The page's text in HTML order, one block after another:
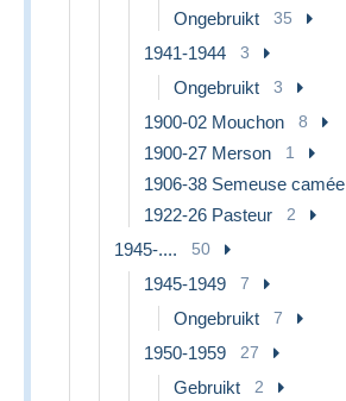
Ongebruikt 35
1941-1944 3
Ongebruikt 3
1900-02 Mouchon 8
1900-27 Merson 1
1906-38 Semeuse camée
1922-26 Pasteur 2
1945-.... 50
1945-1949 7
Ongebruikt 7
1950-1959 27
Gebruikt 2